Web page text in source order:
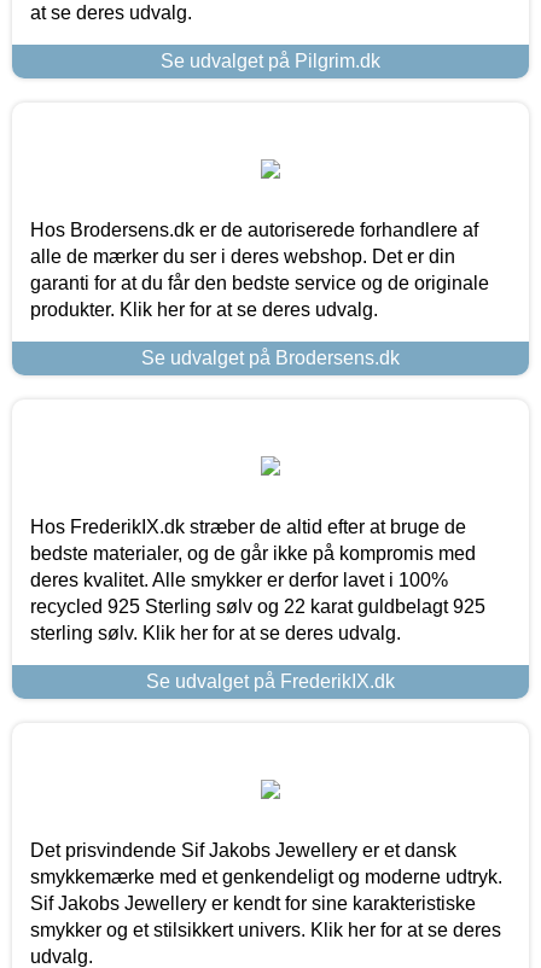
at se deres udvalg.
Se udvalget på Pilgrim.dk
Hos Brodersens.dk er de autoriserede forhandlere af
alle de mærker du ser i deres webshop. Det er din
garanti for at du får den bedste service og de originale
produkter. Klik her for at se deres udvalg.
Se udvalget på Brodersens.dk
Hos FrederikIX.dk stræber de altid efter at bruge de
bedste materialer, og de går ikke på kompromis med
deres kvalitet. Alle smykker er derfor lavet i 100%
recycled 925 Sterling sølv og 22 karat guldbelagt 925
sterling sølv. Klik her for at se deres udvalg.
Se udvalget på FrederikIX.dk
Det prisvindende Sif Jakobs Jewellery er et dansk
smykkemærke med et genkendeligt og moderne udtryk.
Sif Jakobs Jewellery er kendt for sine karakteristiske
smykker og et stilsikkert univers. Klik her for at se deres
udvalg.